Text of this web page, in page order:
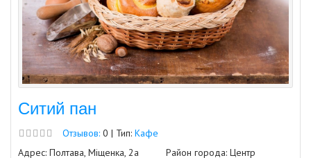
Ситий пан
Отзывов: 0 | Тип: Кафе
Адрес: Полтава, Міщенка, 2а
Район города: Центр